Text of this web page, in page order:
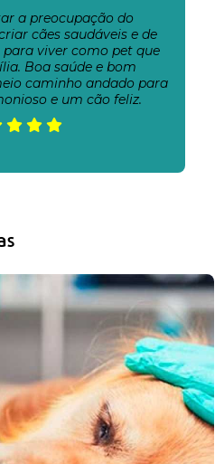
a preocupação do
cães saudáveis e de
viver como pet que
Boa saúde e bom
caminho andado para
e um cão feliz.